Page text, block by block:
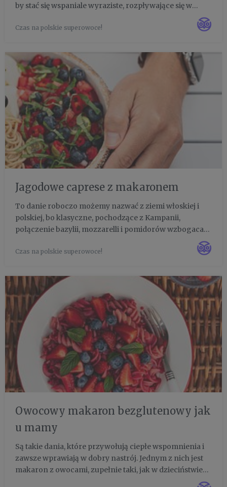
by stać się wspaniale wyraziste, rozpływające się w
malinami. Niech ten duet będzie inspiracją w
Czas na polskie superowoce!
Jagodowe caprese z makaronem
To danie roboczo możemy nazwać z ziemi włoskiej i
polskiej, bo klasyczne, pochodzące z Kampanii,
połączenie bazylii, mozzarelli i pomidorów wzbogaca
Europie - polskich borówek i agrestu. Słodko-
Czas na polskie superowoce!
Owocowy makaron bezglutenowy jak
u mamy
Są takie dania, które przywołują ciepłe wspomnienia i
zawsze wprawiają w dobry nastrój. Jednym z nich jest
makaron z owocami, zupełnie taki, jak w dzieciństwie